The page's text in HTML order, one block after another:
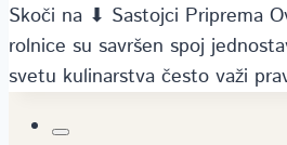
Skoči na ⬇ Sastojci Priprema
rolnice su savršen spoj
svetu kulinarstva često važi